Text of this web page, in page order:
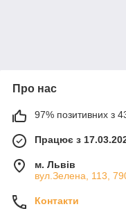
Про нас
97% позитивних з
Працює з
м. Львів
вул.Зелена, 113,
Контакти